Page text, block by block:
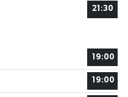
21:30
19:00
19:00